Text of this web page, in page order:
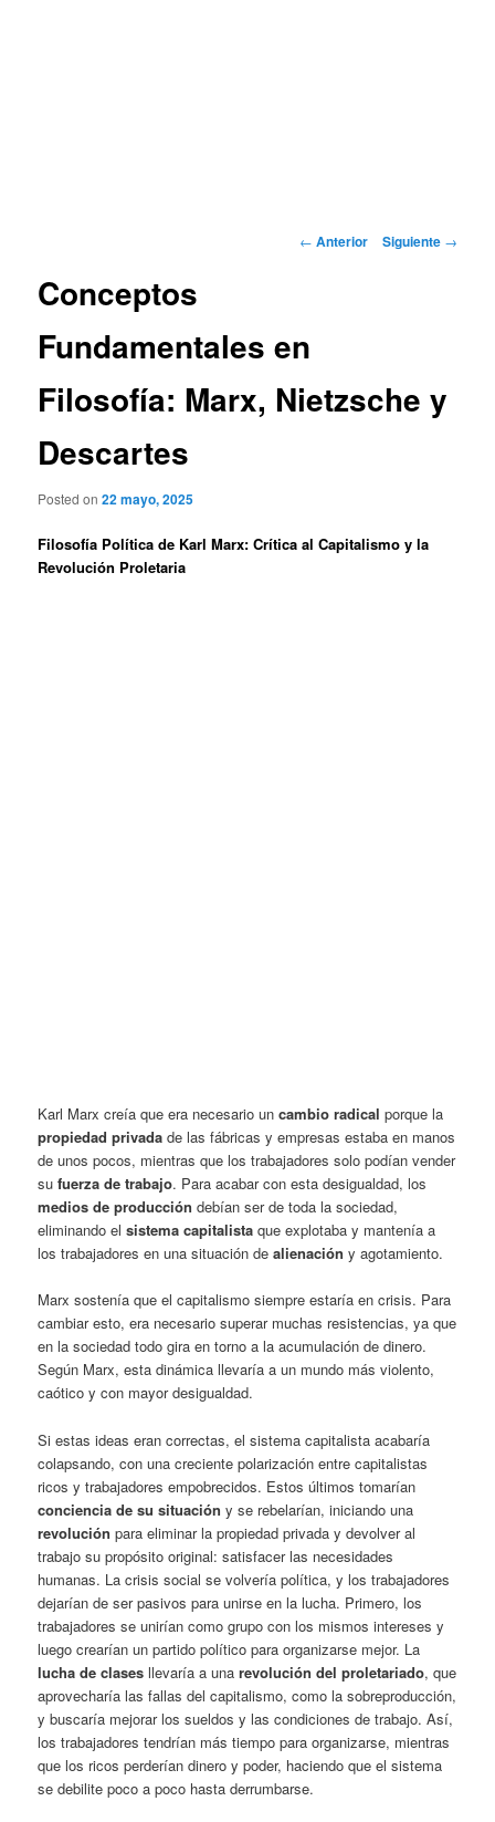
Navegación
← Anterior Siguiente →
Conceptos
Fundamentales en
Filosofía: Marx, Nietzsche y
Descartes
Posted on22 mayo, 2025
Filosofía Política de Karl Marx: Crítica al Capitalismo y la
Revolución Proletaria
Karl Marx creía que era necesario uncambio radical porque la
propiedad privada de las fábricas y empresas estaba en manos
de unos pocos, mientras que los trabajadores solo podían vender
sufuerza de trabajo. Para acabar con esta desigualdad, los
medios de producción debían ser de toda la sociedad,
eliminando elsistema capitalista que explotaba y mantenía a
los trabajadores en una situación dealienación y agotamiento.
Marx sostenía que el capitalismo siempre estaría en crisis. Para
cambiar esto, era necesario superar muchas resistencias, ya que
en la sociedad todo gira en torno a la acumulación de dinero.
Según Marx, esta dinámica llevaría a un mundo más violento,
caótico y con mayor desigualdad.
Si estas ideas eran correctas, el sistema capitalista acabaría
colapsando, con una creciente polarización entre capitalistas
ricos y trabajadores empobrecidos. Estos últimos tomarían
conciencia de su situación y se rebelarían, iniciando una
revolución para eliminar la propiedad privada y devolver al
trabajo su propósito original: satisfacer las necesidades
humanas. La crisis social se volvería política, y los trabajadores
dejarían de ser pasivos para unirse en la lucha. Primero, los
trabajadores se unirían como grupo con los mismos intereses y
luego crearían un partido político para organizarse mejor. La
lucha de clases llevaría a unarevolución del proletariado, que
aprovecharía las fallas del capitalismo, como la sobreproducción,
y buscaría mejorar los sueldos y las condiciones de trabajo. Así,
los trabajadores tendrían más tiempo para organizarse, mientras
que los ricos perderían dinero y poder, haciendo que el sistema
se debilite poco a poco hasta derrumbarse.